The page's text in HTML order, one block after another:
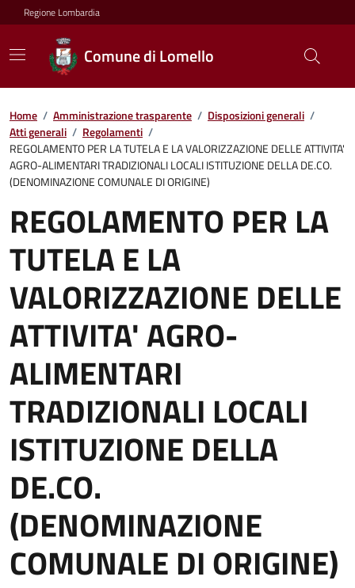
Regione Lombardia
Comune di Lomello
Home / Amministrazione trasparente / Disposizioni generali /
Atti generali / Regolamenti /
REGOLAMENTO PER LA TUTELA E LA VALORIZZAZIONE DELLE ATTIVITA'
AGRO-ALIMENTARI TRADIZIONALI LOCALI ISTITUZIONE DELLA DE.CO.
(DENOMINAZIONE COMUNALE DI ORIGINE)
REGOLAMENTO PER LA
TUTELA E LA
VALORIZZAZIONE DELLE
ATTIVITA' AGRO-
ALIMENTARI
TRADIZIONALI LOCALI
ISTITUZIONE DELLA
DE.CO.
(DENOMINAZIONE
COMUNALE DI ORIGINE)